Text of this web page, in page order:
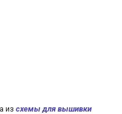
из схемы для вышивки